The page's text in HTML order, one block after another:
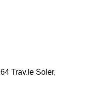
Trav.le Soler,